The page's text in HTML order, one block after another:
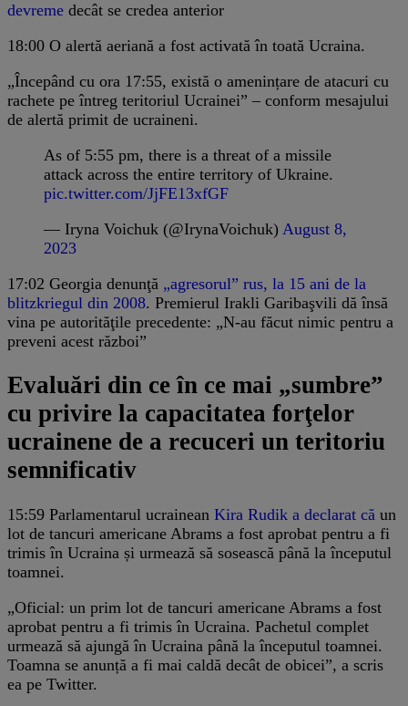
devreme decât se credea anterior
18:00 O alertă aeriană a fost activată în toată Ucraina.
„Începând cu ora 17:55, există o amenințare de atacuri cu
rachete pe întreg teritoriul Ucrainei” – conform mesajului
de alertă primit de ucraineni.
As of 5:55 pm, there is a threat of a missile
attack across the entire territory of Ukraine.
pic.twitter.com/JjFE13xfGF
— Iryna Voichuk (@IrynaVoichuk) August 8,
2023
17:02 Georgia denunţă „agresorul” rus, la 15 ani de la
blitzkriegul din 2008. Premierul Irakli Garibaşvili dă însă
vina pe autorităţile precedente: „N-au făcut nimic pentru a
preveni acest război”
Evaluări din ce în ce mai „sumbre”
cu privire la capacitatea forţelor
ucrainene de a recuceri un teritoriu
semnificativ
15:59 Parlamentarul ucrainean Kira Rudik a declarat că un
lot de tancuri americane Abrams a fost aprobat pentru a fi
trimis în Ucraina și urmează să sosească până la începutul
toamnei.
„Oficial: un prim lot de tancuri americane Abrams a fost
aprobat pentru a fi trimis în Ucraina. Pachetul complet
urmează să ajungă în Ucraina până la începutul toamnei.
Toamna se anunță a fi mai caldă decât de obicei”, a scris
ea pe Twitter.